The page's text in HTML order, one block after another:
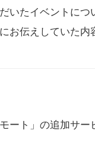
たイベントにつ
伝えしていた内
ート」の追加サー